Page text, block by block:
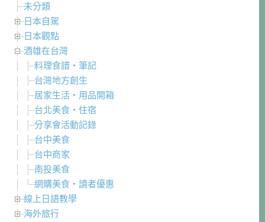
未分類
日本自駕
日本觀點
酒雄在台灣
料理食譜・筆記
台灣地方創生
居家生活・用品開箱
台北美食・住宿
分享會活動記錄
台中美食
台中商家
南投美食
網購美食・讀者優惠
線上日語教學
海外旅行